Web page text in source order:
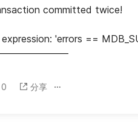
committed twice!
'errors ==
分享